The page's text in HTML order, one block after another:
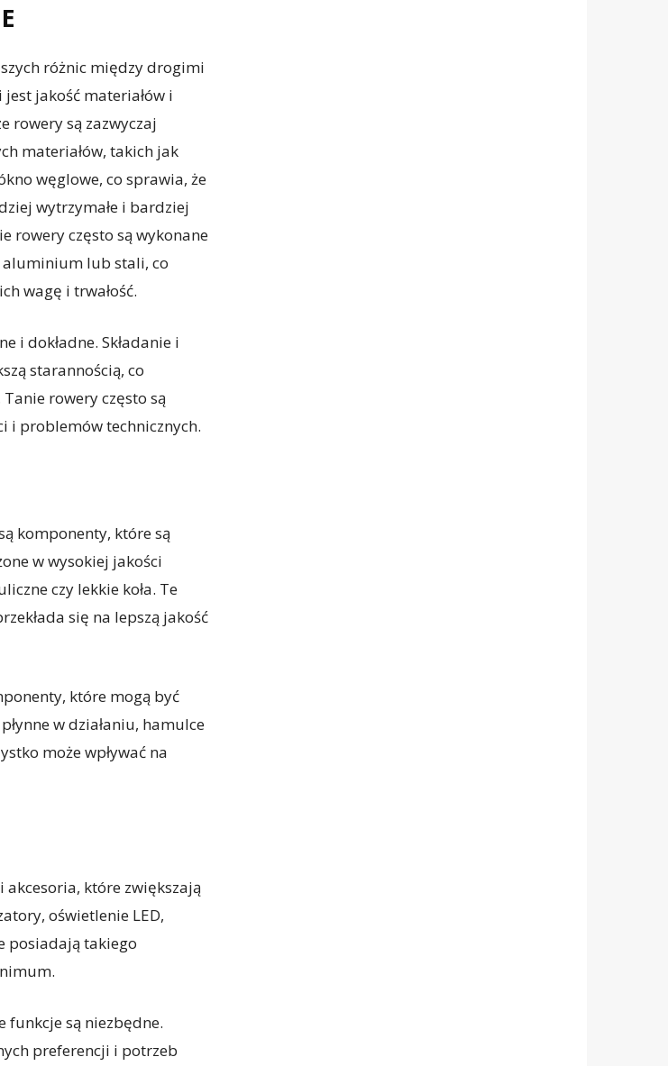
różnic między drogimi
jakość materiałów i
rowery są zazwyczaj
materiałów, takich jak
węglowe, co sprawia, że
wytrzymałe i bardziej
rowery często są wykonane
aluminium lub stali, co
wagę i trwałość.
i dokładne. Składanie i
starannością, co
rowery często są
i problemów technicznych.
komponenty, które są
w wysokiej jakości
czy lekkie koła. Te
się na lepszą jakość
które mogą być
w działaniu, hamulce
może wpływać na
które zwiększają
oświetlenie LED,
posiadają takiego
funkcje są niezbędne.
preferencji i potrzeb